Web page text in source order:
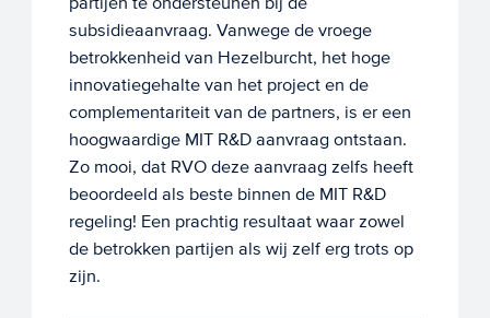
subsidieaanvraag. Vanwege de vroege
betrokkenheid van Hezelburcht, het hoge
innovatiegehalte van het project en de
complementariteit van de partners, is er een
hoogwaardige MIT R&D aanvraag ontstaan.
Zo mooi, dat RVO deze aanvraag zelfs heeft
beoordeeld als beste binnen de MIT R&D
regeling! Een prachtig resultaat waar zowel
de betrokken partijen als wij zelf erg trots op
zijn.